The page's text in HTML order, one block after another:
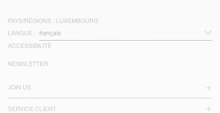
PAYS/RÉGIONS : LUXEMBOURG
LANGUE :
ACCESSIBILITÉ
JOIN US
SERVICE CLIENT
NEWSLETTER